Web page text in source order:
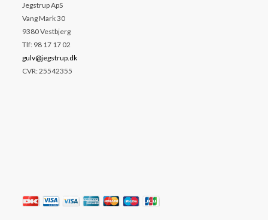
Jegstrup ApS
Vang Mark 30
9380 Vestbjerg
Tlf: 98 17 17 02
gulv@jegstrup.dk
CVR: 25542355